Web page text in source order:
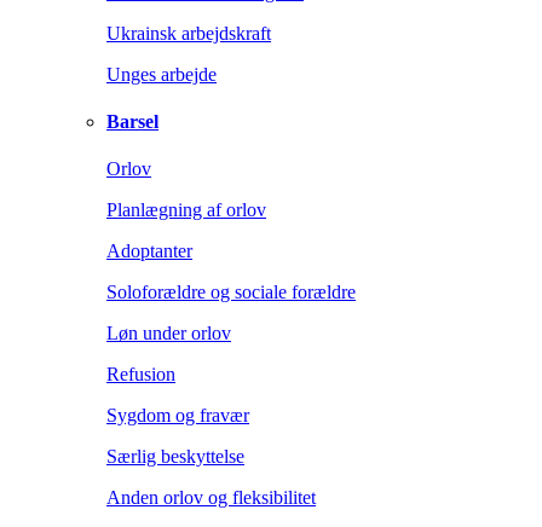
Ukrainsk arbejdskraft
Unges arbejde
Barsel
Orlov
Planlægning af orlov
Adoptanter
Soloforældre og sociale forældre
Løn under orlov
Refusion
Sygdom og fravær
Særlig beskyttelse
Anden orlov og fleksibilitet